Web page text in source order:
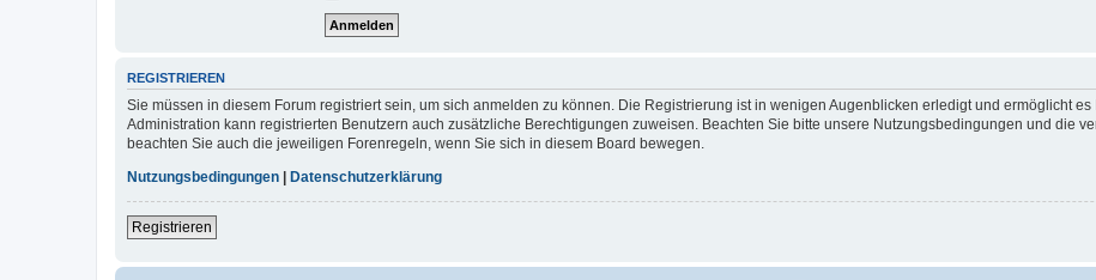
REGISTRIEREN
Sie müssen in diesem Forum registriert sein, um sich anmelden zu können. Die Registrierung ist in wenigen Augenblicken erledigt und ermöglicht
Administration kann registrierten Benutzern auch zusätzliche Berechtigungen zuweisen. Beachten Sie bitte unsere Nutzungsbedingungen und die
beachten Sie auch die jeweiligen Forenregeln, wenn Sie sich in diesem Board bewegen.
Nutzungsbedingungen
Datenschutzerklärung
Registrieren